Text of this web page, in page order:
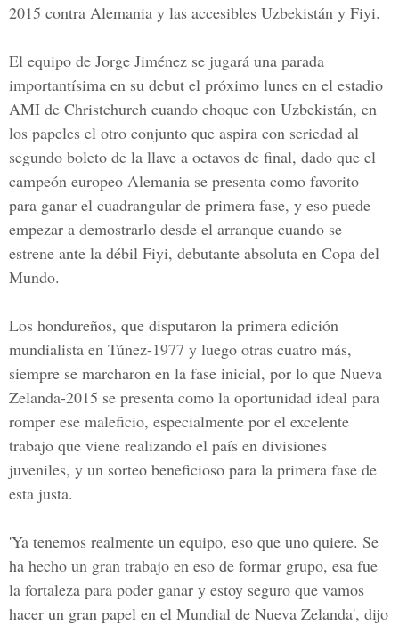
2015 contra Alemania y las accesibles Uzbekistán y Fiyi.
El equipo de Jorge Jiménez se jugará una parada
importantísima en su debut el próximo lunes en el estadio
AMI de Christchurch cuando choque con Uzbekistán, en
los papeles el otro conjunto que aspira con seriedad al
segundo boleto de la llave a octavos de final, dado que el
campeón europeo Alemania se presenta como favorito
para ganar el cuadrangular de primera fase, y eso puede
empezar a demostrarlo desde el arranque cuando se
estrene ante la débil Fiyi, debutante absoluta en Copa del
Mundo.
Los hondureños, que disputaron la primera edición
mundialista en Túnez-1977 y luego otras cuatro más,
siempre se marcharon en la fase inicial, por lo que Nueva
Zelanda-2015 se presenta como la oportunidad ideal para
romper ese maleficio, especialmente por el excelente
trabajo que viene realizando el país en divisiones
juveniles, y un sorteo beneficioso para la primera fase de
esta justa.
'Ya tenemos realmente un equipo, eso que uno quiere. Se
ha hecho un gran trabajo en eso de formar grupo, esa fue
la fortaleza para poder ganar y estoy seguro que vamos
hacer un gran papel en el Mundial de Nueva Zelanda', dijo